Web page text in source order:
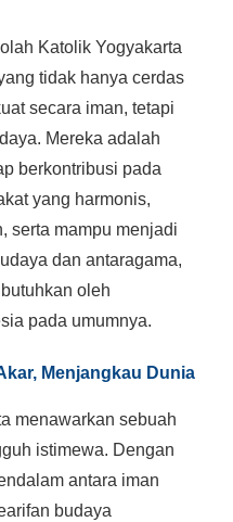
Katolik Yogyakarta
tidak hanya cerdas
secara iman, tetapi
Mereka adalah
berkontribusi pada
yang harmonis,
serta mampu menjadi
dan antaragama,
oleh
pada umumnya.
Menjangkau Dunia
menawarkan sebuah
istimewa. Dengan
antara iman
budaya